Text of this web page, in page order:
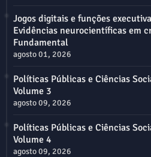
Jogos digitais e funções
Evidências neurocientíficas em
Fundamental
agosto 01, 2026
Políticas Públicas e Ciências
Volume 3
agosto 09, 2026
Políticas Públicas e Ciências
Volume 4
agosto 09, 2026